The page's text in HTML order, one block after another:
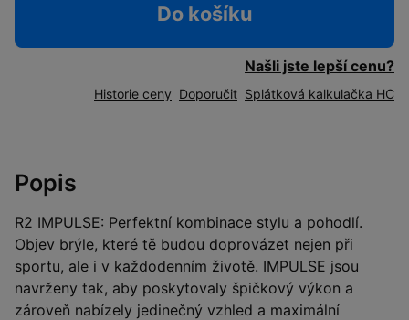
Do košíku
Našli jste lepší cenu?
Historie ceny Doporučit Splátková kalkulačka HC
Popis
R2 IMPULSE: Perfektní kombinace stylu a pohodlí.
Objev brýle, které tě budou doprovázet nejen při
sportu, ale i v každodenním životě. IMPULSE jsou
navrženy tak, aby poskytovaly špičkový výkon a
zároveň nabízely jedinečný vzhled a maximální